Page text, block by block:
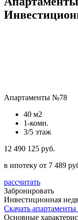
Апартаменты №78
40 м2
1-комн.
3/5 этаж
12 490 125 руб.
в ипотеку от 7 489
рассчитать
Забронировать
Инвестиционная
Скачать
Основные